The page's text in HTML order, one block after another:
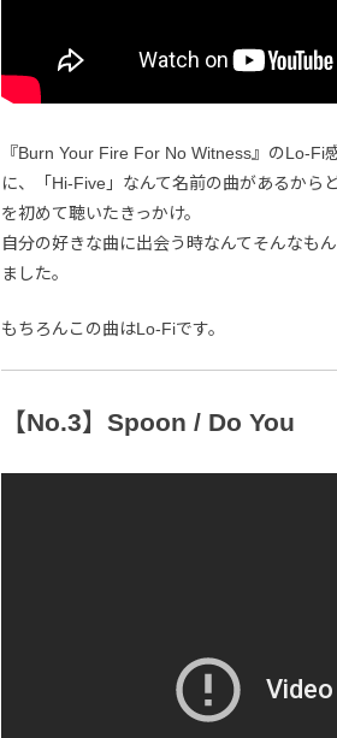
『Burn Your Fire For No Witness』のLo-Fi
に、「Hi-Five」なんて名前の曲があるから
を初めて聴いたきっかけ。
自分の好きな曲に出会う時なんてそんなも
ました。
もちろんこの曲はLo-Fiです。
【No.3】Spoon / Do You